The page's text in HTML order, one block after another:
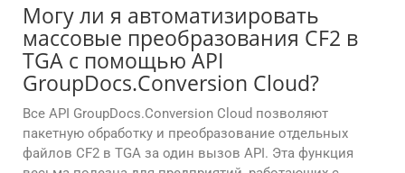
Могу ли я автоматизировать
массовые преобразования CF2 в
TGA с помощью API
GroupDocs.Conversion Cloud?
Все API GroupDocs.Conversion Cloud позволяют
пакетную обработку и преобразование отдельных
файлов CF2 в TGA за один вызов API. Эта функция